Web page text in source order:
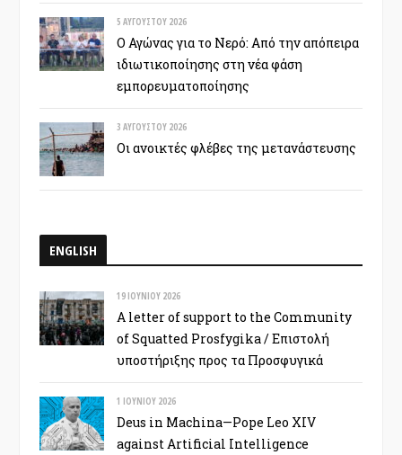
5 ΑΥΓΟΎΣΤΟΥ 2026
Ο Αγώνας για το Νερό: Από την απόπειρα
ιδιωτικοποίησης στη νέα φάση
εμπορευματοποίησης
3 ΑΥΓΟΎΣΤΟΥ 2026
Οι ανοικτές φλέβες της μετανάστευσης
ENGLISH
19 ΙΟΥΝΊΟΥ 2026
A letter of support to the Community
of Squatted Prosfygika / Επιστολή
υποστήριξης προς τα Προσφυγικά
1 ΙΟΥΝΊΟΥ 2026
Deus in Machina—Pope Leo XIV
against Artificial Intelligence